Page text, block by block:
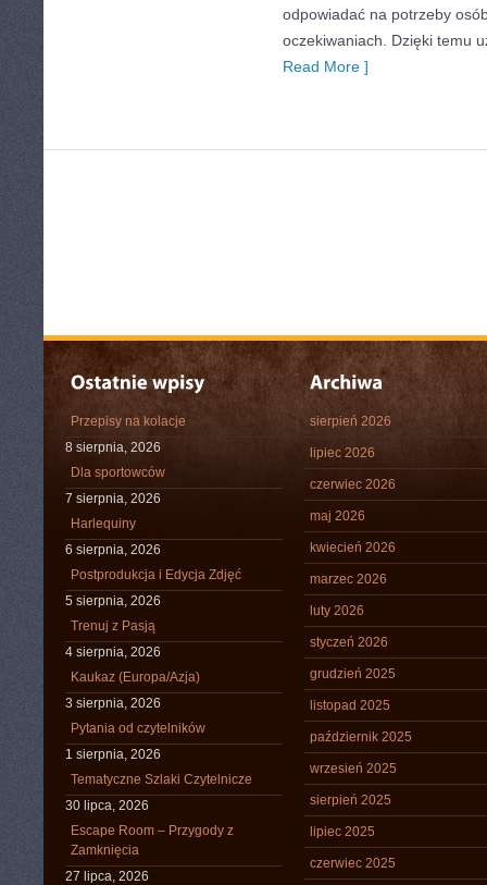
odpowiadać na potrzeby
oczekiwaniach. Dzięki temu
Read More ]
Przepisy na kolacje
8 sierpnia, 2026
Dla sportowców
7 sierpnia, 2026
Harlequiny
6 sierpnia, 2026
Postprodukcja i Edycja Zdjęć
5 sierpnia, 2026
Trenuj z Pasją
4 sierpnia, 2026
Kaukaz (Europa/Azja)
3 sierpnia, 2026
Pytania od czytelników
1 sierpnia, 2026
Tematyczne Szlaki Czytelnicze
30 lipca, 2026
Escape Room – Przygody z
Zamknięcia
27 lipca, 2026
sierpień 2026
lipiec 2026
czerwiec 2026
maj 2026
kwiecień 2026
marzec 2026
luty 2026
styczeń 2026
grudzień 2025
listopad 2025
październik 2025
wrzesień 2025
sierpień 2025
lipiec 2025
czerwiec 2025